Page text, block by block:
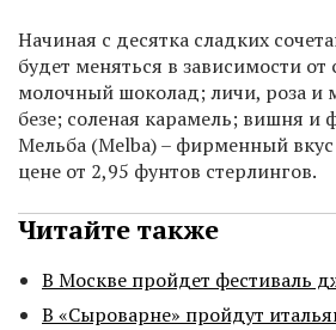
Начиная с десятка сладких
будет меняться в зависимости от
молочный шоколад; личи, роза и
безе; соленая карамель; вишня и
Мельба (Melba) – фирменный
цене от 2,95 фунтов стерлингов.
Читайте также
В Москве пройдет фестиваль
В «Сыроварне» пройдут